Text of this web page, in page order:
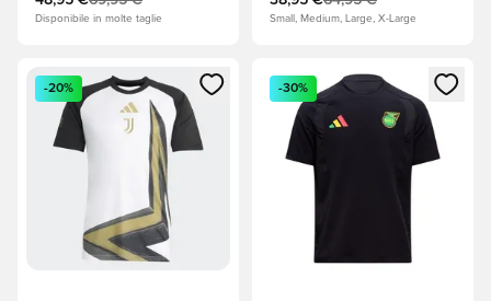
Disponibile in molte taglie Small, Medium, Large, X-Large
Apre una finestra modale per accedere o registrarsi come
-20%
Apre una finestra modale
-30%